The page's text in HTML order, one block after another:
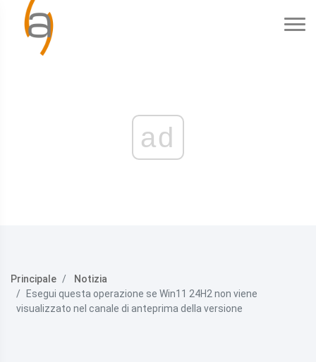
ad
Principale
Notizia
Esegui questa operazione se Win11 24H2 non viene
visualizzato nel canale di anteprima della versione